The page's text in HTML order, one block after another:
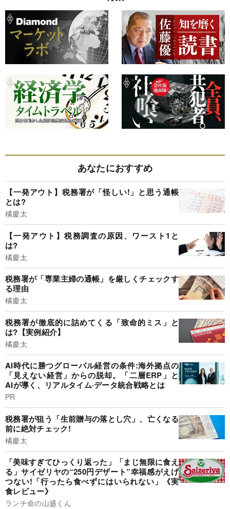
あなたにおすすめ
【一発アウト】税務署が「怪しい!」と思う通帳
とは?
橘慶太
【一発アウト】税務調査の原因、ワースト1と
は?
橘慶太
税務署が「専業主婦の通帳」を厳しくチェックす
る理由
橘慶太
税務署が徹底的に詰めてくる「致命的ミス」と
は?【実例紹介】
橘慶太
AI時代に勝つグローバル経営の条件:海外拠点の
「見えない経営」からの脱却。「二層ERP」と
AIが導く、リアルタイム·データ統合戦略とは
PR
税務署が狙う「生前贈与の落とし穴」、亡くなる
前に絶対チェック!
橘慶太
「美味すぎてひっくり返った」「まじ無限に食え
る」サイゼリヤの“250円デザート”幸福感がえげ
つない!「行ったら食べずにはいられない」《実
食レビュー》
ランチ命の山盛くん